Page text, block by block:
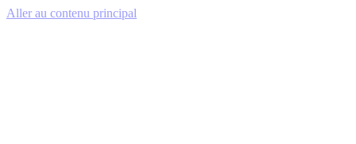
Aller au contenu principal